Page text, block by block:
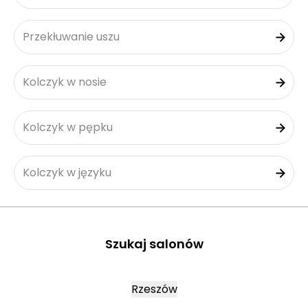
Przekłuwanie uszu
Kolczyk w nosie
Kolczyk w pępku
Kolczyk w języku
Szukaj salonów
Rzeszów